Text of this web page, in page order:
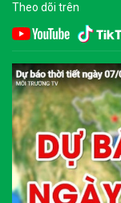
Theo dõi trên